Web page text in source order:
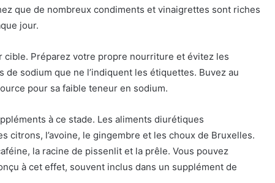
que de nombreux condiments et vinaigrettes sont riches
jour.
cible. Préparez votre propre nourriture et évitez les
sodium que ne l’indiquent les étiquettes. Buvez au
pour sa faible teneur en sodium.
à ce stade. Les aliments diurétiques
citrons, l’avoine, le gingembre et les choux de Bruxelles.
la racine de pissenlit et la prêle. Vous pouvez
à cet effet, souvent inclus dans un supplément de